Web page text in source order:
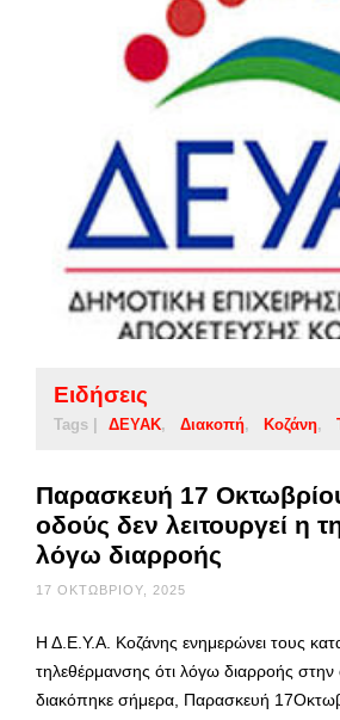
Ειδήσεις
Tags | ΔΕΥΑΚ Διακοπή Κοζάνη
Παρασκευή 17
οδούς δεν λειτουργεί η
λόγω διαρροής
17 ΟΚΤΩΒΡΊΟΥ, 2025
Η Δ.Ε.Υ.Α. Κοζάνης ενημερώνει τους
τηλεθέρμανσης ότι λόγω διαρροής
διακόπηκε σήμερα, Παρασκευή